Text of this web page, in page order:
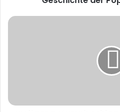
wolfgang